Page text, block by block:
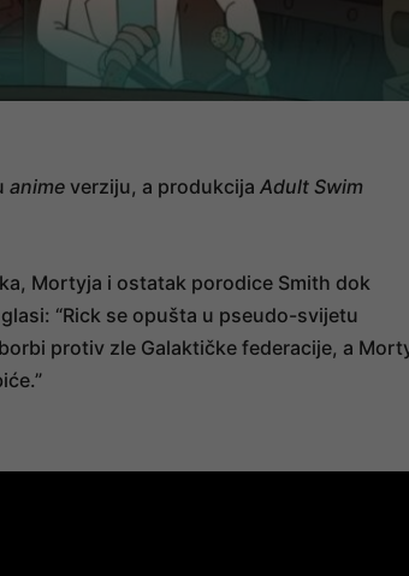
anime verziju, a produkcija Adult Swim
Mortyja i ostatak porodice Smith dok
“Rick se opušta u pseudo-svijetu
protiv zle Galaktičke federacije, a